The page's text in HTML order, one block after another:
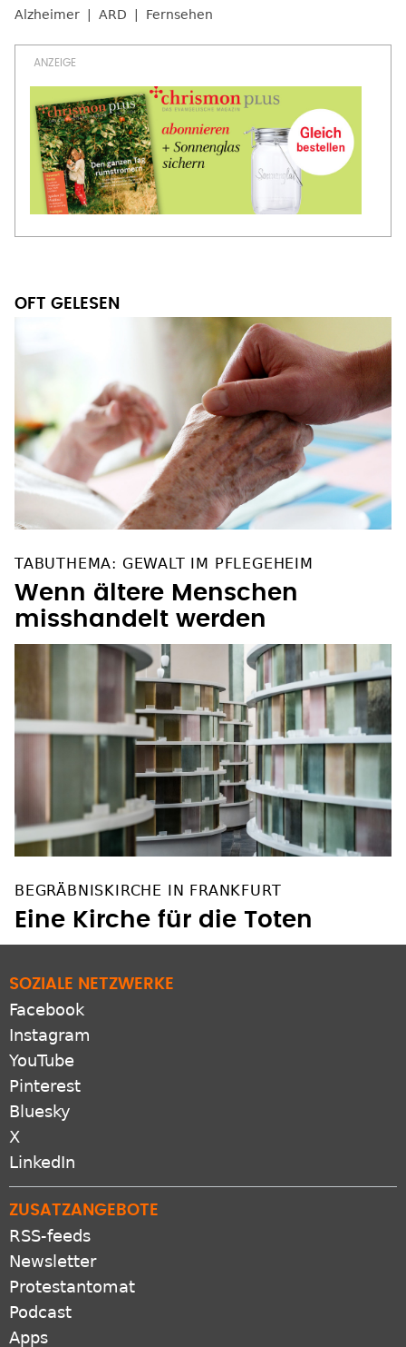
Alzheimer ARD Fernsehen
OFT GELESEN
TABUTHEMA: GEWALT IM PFLEGEHEIM
Wenn ältere Menschen
misshandelt werden
BEGRÄBNISKIRCHE IN FRANKFURT
Eine Kirche für die Toten
SOZIALE NETZWERKE
Facebook
Instagram
YouTube
Pinterest
Bluesky
X
LinkedIn
ZUSATZANGEBOTE
RSS-feeds
Newsletter
Protestantomat
Podcast
Apps